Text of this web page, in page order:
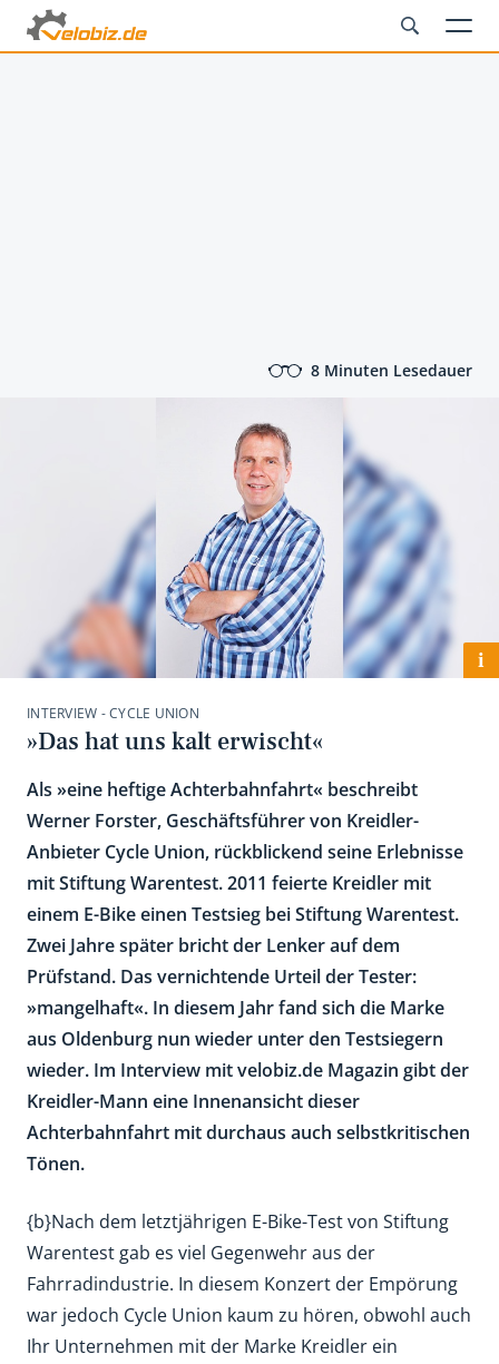
8 Minuten Lesedauer
i
INTERVIEW - CYCLE UNION
»Das hat uns kalt erwischt«
Als »eine heftige Achterbahnfahrt« beschreibt
Werner Forster, Geschäftsführer von Kreidler-
Anbieter Cycle Union, rückblickend seine Erlebnisse
mit Stiftung Warentest. 2011 feierte Kreidler mit
einem E-Bike einen Testsieg bei Stiftung Warentest.
Zwei Jahre später bricht der Lenker auf dem
Prüfstand. Das vernichtende Urteil der Tester:
»mangelhaft«. In diesem Jahr fand sich die Marke
aus Oldenburg nun wieder unter den Testsiegern
wieder. Im Interview mit velobiz.de Magazin gibt der
Kreidler-Mann eine Innenansicht dieser
Achterbahnfahrt mit durchaus auch selbstkritischen
Tönen.
{b}Nach dem letztjährigen E-Bike-Test von Stiftung
Warentest gab es viel Gegenwehr aus der
Fahrradindustrie. In diesem Konzert der Empörung
war jedoch Cycle Union kaum zu hören, obwohl auch
Ihr Unternehmen mit der Marke Kreidler ein